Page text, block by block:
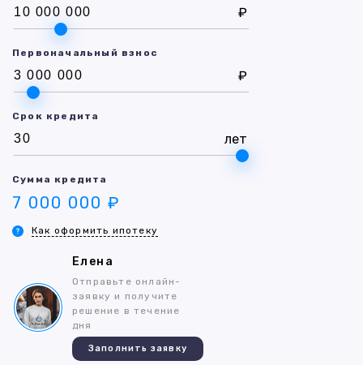
₽
Первоначальный взнос
₽
Срок кредита
лет
Сумма кредита
7 000 000 ₽
Как оформить ипотеку
Елена
Отправьте онлайн-
заявку и получите
решение в течение
дня
Заполнить заявку